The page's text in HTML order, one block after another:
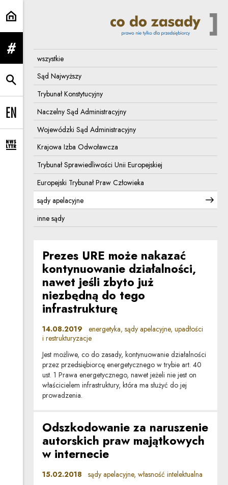
sądy apelacyjne | Co do zasady
rozwiń menu
rozwiń wyszukiwarkę
Change language to EN
rozwiń formularz zapisu na newsletter
wszystkie
Sąd Najwyższy
Trybunał Konstytucyjny
Naczelny Sąd Administracyjny
Wojewódzki Sąd Administracyjny
Krajowa Izba Odwoławcza
Trybunał Sprawiedliwości Unii Europejskiej
Europejski Trybunał Praw Człowieka
sądy apelacyjne
inne sądy
Prezes URE może nakazać
kontynuowanie działalności,
nawet jeśli zbyto już
niezbędną do tego
infrastrukturę
14.08.2019 energetyka, sądy apelacyjne, upadłości
i restrukturyzacje
Jest możliwe, co do zasady, kontynuowanie działalności
przez przedsiębiorcę energetycznego w trybie art. 40
ust. 1 Prawa energetycznego, nawet jeżeli nie jest on
właścicielem infrastruktury, która ma służyć do jej
prowadzenia.
Odszkodowanie za naruszenie
autorskich praw majątkowych
w internecie
15.02.2018 sądy apelacyjne, własność intelektualna